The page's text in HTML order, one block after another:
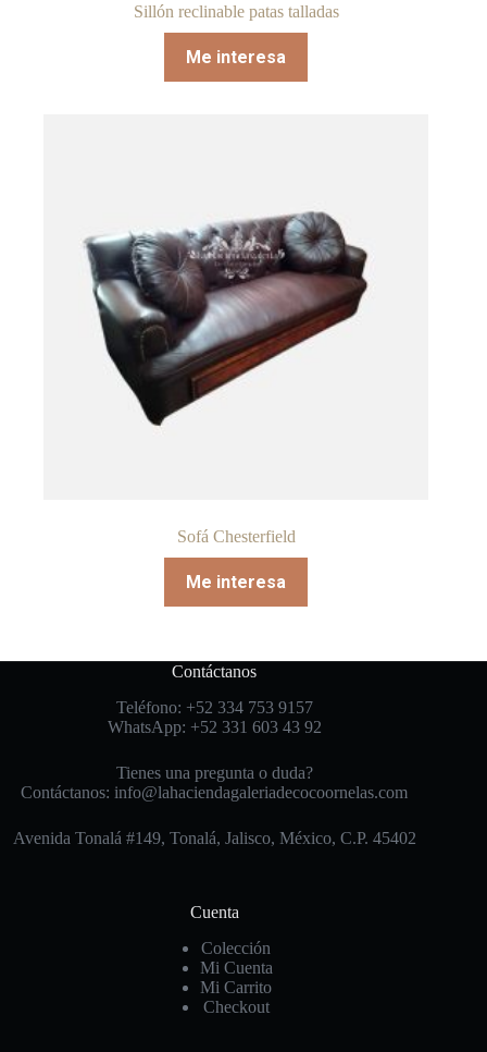
Sillón reclinable patas talladas
Me interesa
Sofá Chesterfield
Me interesa
Contáctanos
Teléfono: +52 334 753 9157
WhatsApp: +52 331 603 43 92
Tienes una pregunta o duda?
Contáctanos: info@lahaciendagaleriadecocoornelas.com
Avenida Tonalá #149, Tonalá, Jalisco, México, C.P. 45402
Cuenta
Colección
Mi Cuenta
Mi Carrito
Checkout